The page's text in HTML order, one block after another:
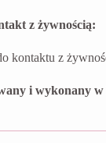
z żywnością:
kontaktu z
i wykonany w